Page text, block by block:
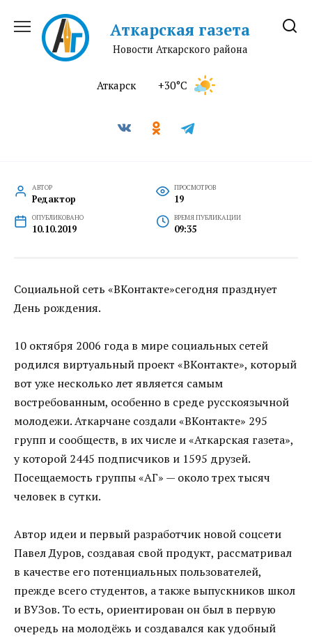
содержанию
Аткарская газета
Новости Аткарского района
Аткарск +30°C
АВТОР
Редактор
ПРОСМОТРОВ
19
ОПУБЛИКОВАНО
10.10.2019
ВРЕМЯ ПУБЛИКАЦИИ
09:35
Социальной сеть «ВКонтакте»сегодня празднует
День рождения.
10 октября 2006 года в мире социальных сетей
родился виртуальный проект «ВКонтакте», который
вот уже несколько лет является самым
востребованным, особенно в среде русскоязычной
молодежи. Аткарчане создали «ВКонтакте» 295
групп и сообществ, в их числе и «Аткарская газета»,
у которой 2445 подписчиков и 1595 друзей.
Посещаемость группы «АГ» — около трех тысяч
человек в сутки.
Автор идеи и первый разработчик новой соцсети
Павел Дуров, создавая свой продукт, рассматривал
в качестве его потенциальных пользователей,
прежде всего студентов, а также выпускников школ
и ВУЗов. То есть, ориентирован он был в первую
очередь на молодёжь и создавался как удобный